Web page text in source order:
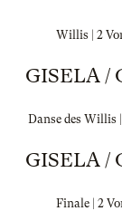
Willis | 2
GISELA /
Danse des Willis
GISELA /
Finale | 2